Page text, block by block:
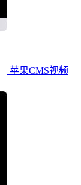
苹果CMS视频